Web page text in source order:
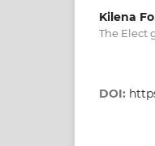
Kilena
The Elect
DOI: